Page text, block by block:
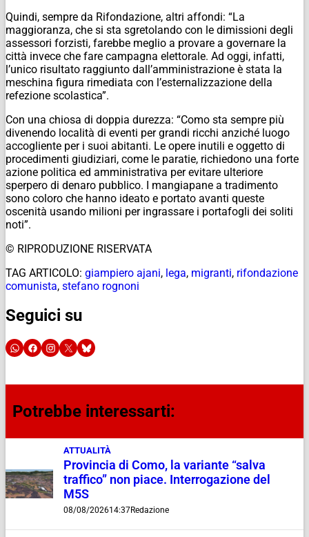
Quindi, sempre da Rifondazione, altri affondi: “La
maggioranza, che si sta sgretolando con le dimissioni degli
assessori forzisti, farebbe meglio a provare a governare la
città invece che fare campagna elettorale. Ad oggi, infatti,
l’unico risultato raggiunto dall’amministrazione è stata la
meschina figura rimediata con l’esternalizzazione della
refezione scolastica”.
Con una chiosa di doppia durezza: “Como sta sempre più
divenendo località di eventi per grandi ricchi anziché luogo
accogliente per i suoi abitanti. Le opere inutili e oggetto di
procedimenti giudiziari, come le paratie, richiedono una forte
azione politica ed amministrativa per evitare ulteriore
sperpero di denaro pubblico. I mangiapane a tradimento
sono coloro che hanno ideato e portato avanti queste
oscenità usando milioni per ingrassare i portafogli dei soliti
noti”.
© RIPRODUZIONE RISERVATA
TAG ARTICOLO: giampiero ajani, lega, migranti, rifondazione
comunista, stefano rognoni
Seguici su
Potrebbe interessarti:
ATTUALITÀ
Provincia di Como, la variante “salva
traffico” non piace. Interrogazione del
M5S
08/08/202614:37Redazione